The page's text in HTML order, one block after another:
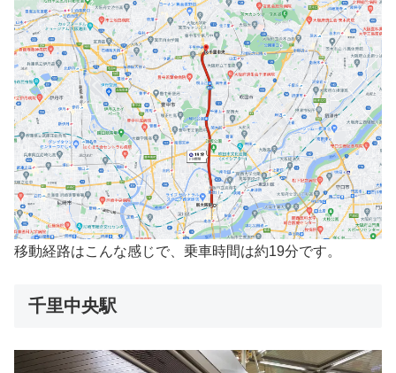
移動経路はこんな感じで、乗車時間は約19分です。
千里中央駅